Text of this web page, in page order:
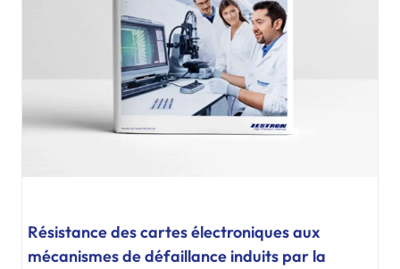
Résistance des cartes électroniques aux
mécanismes de défaillance induits par la